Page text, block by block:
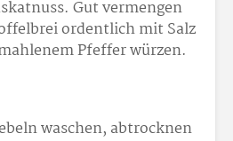
Gut vermengen
ordentlich mit Salz
Pfeffer würzen.
waschen, abtrocknen